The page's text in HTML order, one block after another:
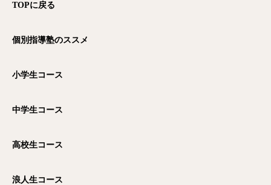
TOPに戻る
個別指導塾のススメ
小学生コース
中学生コース
高校生コース
浪人生コース